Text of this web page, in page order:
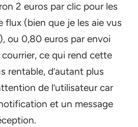
2 euros par clic pour les
flux (bien que je les aie vus
ou 0,80 euros par envoi
ce qui rend cette
rentable, d’autant plus
de l’utilisateur car
et un message